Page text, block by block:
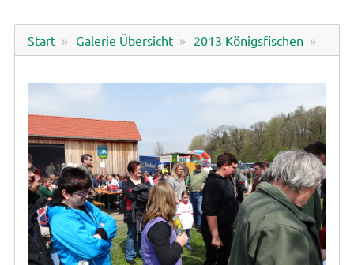
Start Galerie Übersicht 2013 Königsfischen